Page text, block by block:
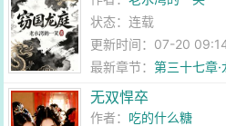
状态：连载
更新时间：07-20
最新章节：第三十七章·
无双悍卒
作者： 吃的什么糖